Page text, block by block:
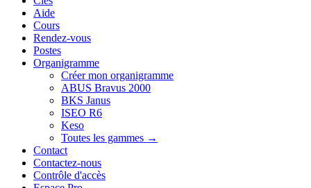
Aide
Cours
Rendez-vous
Postes
Organigramme
Créer mon organigramme
ABUS Bravus 2000
BKS Janus
ISEO R6
Keso
Toutes les gammes →
Contact
Contactez-nous
Contrôle d'accès